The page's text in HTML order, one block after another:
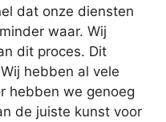
dat onze diensten
waar. Wij
dit proces. Dit
hebben al vele
hebben we genoeg
de juiste kunst voor